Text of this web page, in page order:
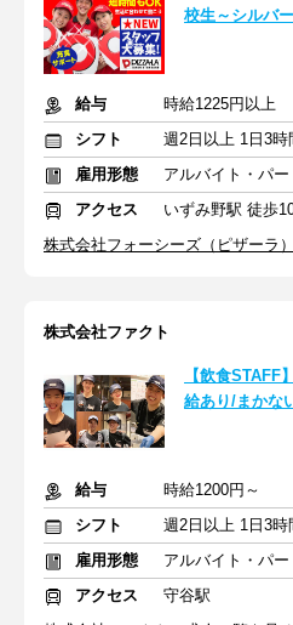
校生～シルバ
給与
時給1225円以上
シフト
雇用形態
アルバイト・パー
アクセス
いずみ野駅 徒歩
株式会社フォーシーズ（ピザーラ
株式会社ファクト
【飲食STAFF
給あり/まかな
給与
時給1200円～
シフト
雇用形態
アルバイト・パー
アクセス
守谷駅